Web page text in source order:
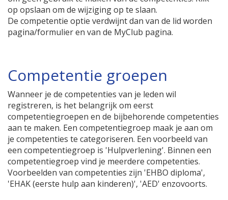
op opslaan om de wijziging op te slaan.
De competentie optie verdwijnt dan van de lid worden
pagina/formulier en van de MyClub pagina.
Competentie groepen
Wanneer je de competenties van je leden wil
registreren, is het belangrijk om eerst
competentiegroepen en de bijbehorende competenties
aan te maken. Een competentiegroep maak je aan om
je competenties te categoriseren. Een voorbeeld van
een competentiegroep is 'Hulpverlening'. Binnen een
competentiegroep vind je meerdere competenties.
Voorbeelden van competenties zijn 'EHBO diploma',
'EHAK (eerste hulp aan kinderen)', 'AED' enzovoorts.